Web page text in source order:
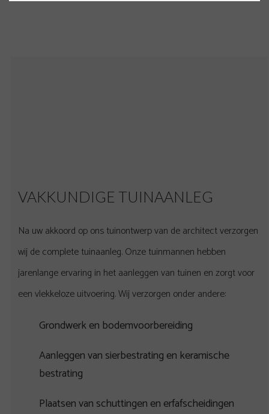
VAKKUNDIGE TUINAANLEG
Na uw akkoord op ons tuinontwerp van de architect verzorgen
wij de complete tuinaanleg. Onze tuinmannen hebben
jarenlange ervaring in het aanleggen van tuinen en zorgt voor
een vlekkeloze uitvoering. Wij verzorgen onder andere:
Grondwerk en bodemvoorbereiding
Aanleggen van sierbestrating en keramische
bestrating
Plaatsen van schuttingen en erfafscheidingen